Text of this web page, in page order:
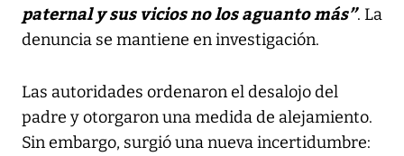
paternal y sus vicios no los aguanto más”. La
denuncia se mantiene en investigación.
Las autoridades ordenaron el desalojo del
padre y otorgaron una medida de alejamiento.
Sin embargo, surgió una nueva incertidumbre: